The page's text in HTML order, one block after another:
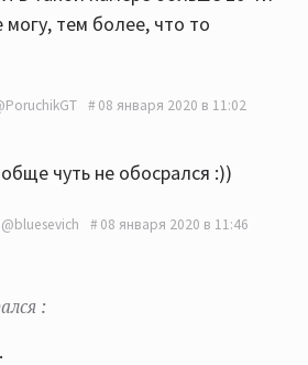
могу, тем более, что то
08 января 2020 в 11:02
чуть не обосрался :))
@bluesevich 08 января 2020 в 11:46
: